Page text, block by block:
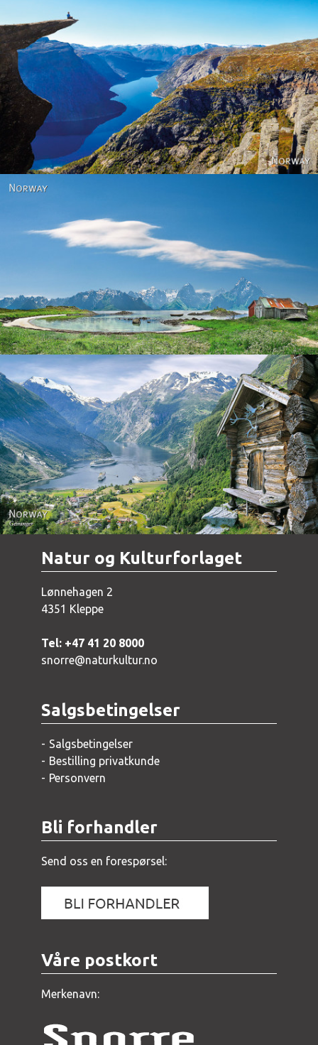
Norway
Norway - Geiranger
Natur og Kulturforlaget
Lønnehagen 2
4351 Kleppe
Tel: +47 41 20 8000
snorre@naturkultur.no
Salgsbetingelser
Salgsbetingelser
Bestilling privatkunde
Personvern
Bli forhandler
Send oss en forespørsel:
Våre postkort
Merkenavn: